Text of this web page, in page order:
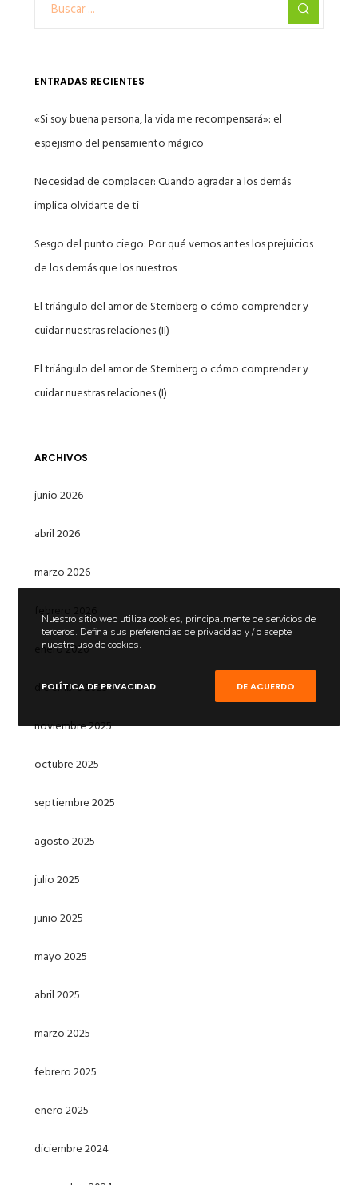
ENTRADAS RECIENTES
«Si soy buena persona, la vida me recompensará»: el
espejismo del pensamiento mágico
Necesidad de complacer: Cuando agradar a los demás
implica olvidarte de ti
Sesgo del punto ciego: Por qué vemos antes los prejuicios
de los demás que los nuestros
El triángulo del amor de Sternberg o cómo comprender y
cuidar nuestras relaciones (II)
El triángulo del amor de Sternberg o cómo comprender y
cuidar nuestras relaciones (I)
ARCHIVOS
junio 2026
abril 2026
marzo 2026
febrero 2026
enero 2026
diciembre 2025
noviembre 2025
octubre 2025
septiembre 2025
agosto 2025
julio 2025
junio 2025
mayo 2025
abril 2025
marzo 2025
febrero 2025
enero 2025
diciembre 2024
Nuestro sitio web utiliza cookies, principalmente de servicios de
terceros. Defina sus preferencias de privacidad y / o acepte
nuestro uso de cookies.
POLÍTICA DE PRIVACIDAD DE ACUERDO